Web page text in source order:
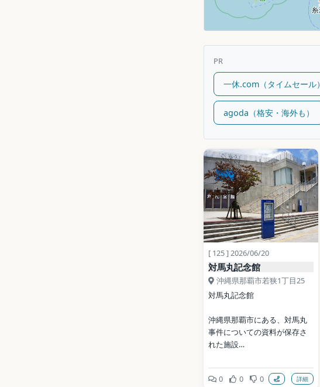
PR
一休.com（タイムセール）
agoda（格安・海外も）
[ 125 ] 2026/06/20
対馬丸記念館
沖縄県那覇市若狭1丁目25
対馬丸記念館
沖縄県那覇市にある、対馬丸
事件についての資料が保存さ
れた施設
公式サイト:
http://tsushimamaru.or.jp/?
0 0 0 詳細